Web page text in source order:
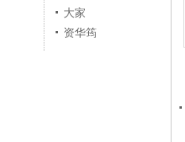
大家
资华筠